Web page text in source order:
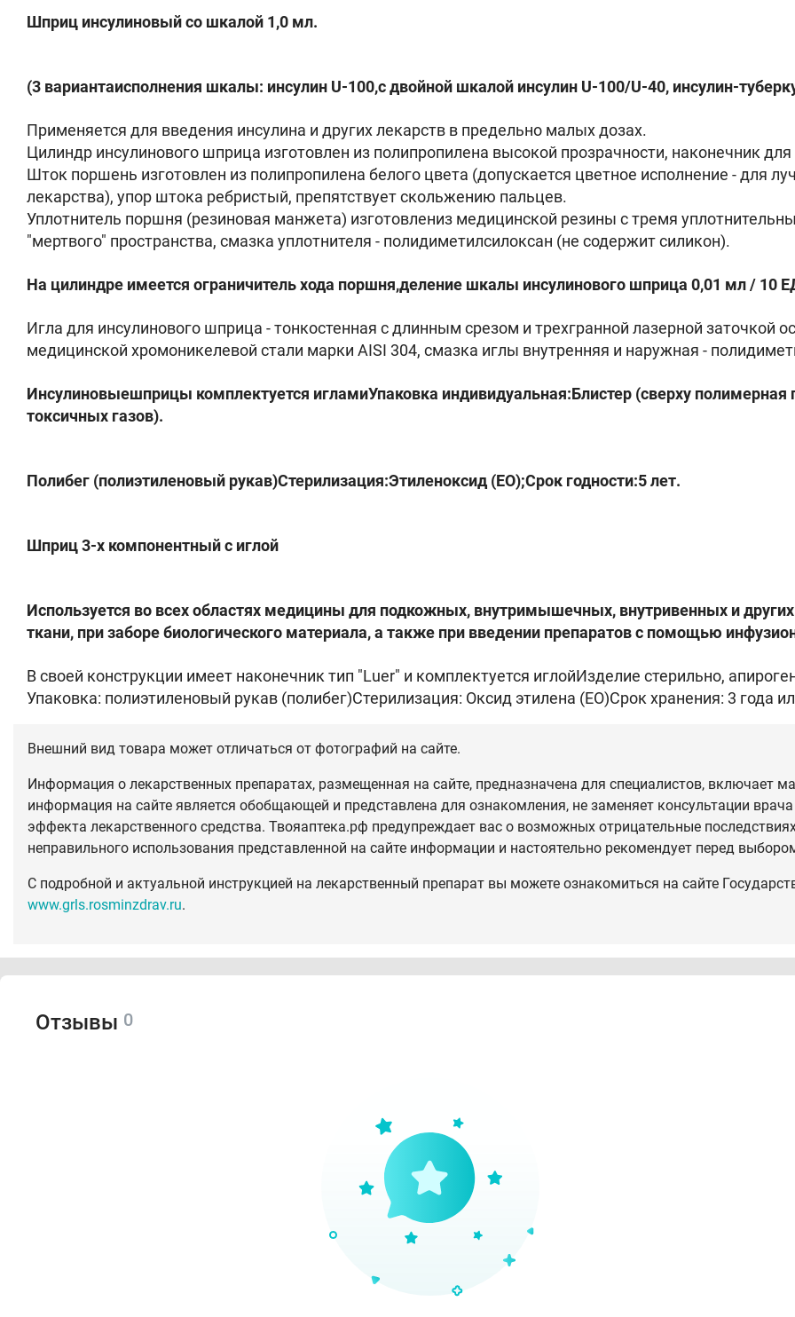
Шприц инсулиновый со шкалой 1,0 мл.
(3 вариантаисполнения шкалы: инсулин U-100,с двойной шкалой инсулин U-100/U-40, инсулин-
Применяется для введения инсулина и других лекарств в предельно малых дозах.
Цилиндр инсулинового шприца изготовлен из полипропилена высокой прозрачности, наконечник для
Шток поршень изготовлен из полипропилена белого цвета (допускается цветное исполнение - для
лекарства), упор штока ребристый, препятствует скольжению пальцев.
Уплотнитель поршня (резиновая манжета) изготовлениз медицинской резины с тремя
"мертвого" пространства, смазка уплотнителя - полидиметилсилоксан (не содержит силикон).
На цилиндре имеется ограничитель хода поршня,деление шкалы инсулинового шприца 0,01 мл / 10
Игла для инсулинового шприца - тонкостенная с длинным срезом и трехгранной лазерной заточкой
медицинской хромоникелевой стали марки AISI 304, смазка иглы внутренняя и наружная -
Инсулиновыешприцы комплектуется игламиУпаковка индивидуальная:Блистер (сверху
токсичных газов).
Полибег (полиэтиленовый рукав)Стерилизация:Этиленоксид (ЕО);Срок годности:5 лет.
Шприц 3-х компонентный с иглой
Используется во всех областях медицины для подкожных, внутримышечных, внутривенных и
ткани, при заборе биологического материала, а также при введении препаратов с помощью
В своей конструкции имеет наконечник тип "Luer" и комплектуется иглойИзделие стерильно,
Упаковка: полиэтиленовый рукав (полибег)Стерилизация: Оксид этилена (ЕО)Срок хранения: 3 года
Внешний вид товара может отличаться от фотографий на сайте.
Информация о лекарственных препаратах, размещенная на сайте, предназначена для специалистов, включает
информация на сайте является обобщающей и представлена для ознакомления, не заменяет консультации
эффекта лекарственного средства. Твояаптека.рф предупреждает вас о возможных отрицательные
неправильного использования представленной на сайте информации и настоятельно рекомендует перед
С подробной и актуальной инструкцией на лекарственный препарат вы можете ознакомиться на сайте
www.grls.rosminzdrav.ru.
Отзывы 0